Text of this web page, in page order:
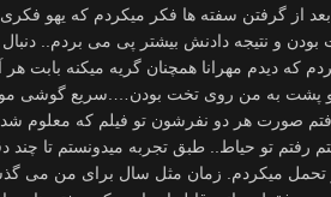
بعد از گرفتن سفته ها فکر میکردم که یهو
و نتیجه دادنش بیشتر پی می بردم..
که دیدم مهرانا همچنان گریه میکنه
پشت به من روی تخت بودن….سریع گوشی
صورت هر دو نفرشون تو فیلم که معلوم
تو حیاط.. طبق تجربه میدونستم تا چند
تحمل میکردم. زمان مثل سال برای من می